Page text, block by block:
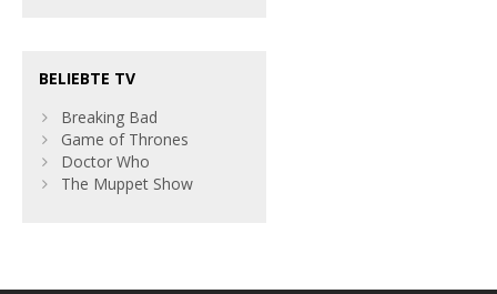
BELIEBTE TV
Breaking Bad
Game of Thrones
Doctor Who
The Muppet Show